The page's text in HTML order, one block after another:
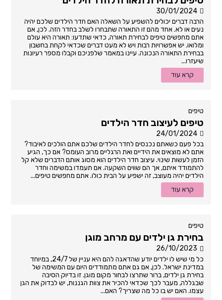
30/01/2024
הרבה דברים יכולים להשפיע על השאלה האם חדר הילדים שלכם יהיה
נעים או לא. אחד מהם זו התאורה שתבחרו לשלב בחדר הזה. לכן, אם
אתם מחפשים טיפים לבחירת תאורה, כדאי שתדעו: תאורה היא עולם
ומלואו. יש אפשרויות רבות ויש לא מעט דברים שכדאי לקחת בחשבון
בבחירת התאורה הנכונה. עיינו במאמר שלפניכם וקבלו מספר רעיונות
שיעזרו...
קרא עוד
טיפים
טיפים לעיצוב חדר הילדים
24/01/2024
בכל פעם כשאתם נכנסים לחדר הילדים שלכם אתם הולכים לאיבוד?
אתם לא מוצאים את הידיים ואת הרגליים מרוב העומס? אם כך, הגיע
הזמן לעשות שינוי. עיצוב חדר הילדים הוא מסוג אותם הדברים שלא קל
להתמודד איתם, אך הם שווים השקעה. אם תעמדו במשימה וחדר
הילדים יהיה מעוצב, זה ישפיע על הבית כולו. אתם מחפשים טיפים...
קרא עוד
טיפים
בחירת גן ילדים עם מרחב מוגן
26/10/2023
כל מי שיש לו ילדים יודע שהדאגה להם היא עניין של 24/7, במיוחד
במדינת ישראל. לכן, אם גם אתם מתמודדים היום עם המשימה של
בחירת גן ילדים, ברור שתרצו לבחור מקום מוגן. זו בדיוק הסיבה
שבגללה, מעבר לכך שכדאי להכיר את צוות הגננות, יש לבדוק את הגן
עצמו. האם יש בו כל מה שצריך? האם...